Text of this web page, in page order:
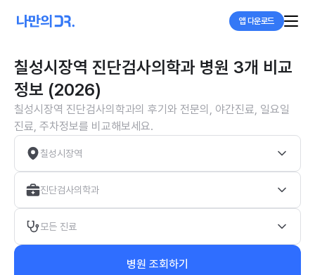
앱 다운로드
칠성시장역 진단검사의학과 병원 3개 비교
정보 (2026)
칠성시장역 진단검사의학과의 후기와 전문의, 야간진료, 일요일
진료, 주차정보를 비교해보세요.
칠성시장역
진단검사의학과
모든 진료
병원 조회하기